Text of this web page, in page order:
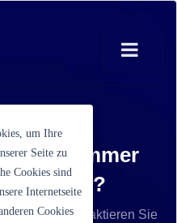
Kontaktieren Sie
um Ihre
Seite zu
Cookies sind
Internetseite
Cookies